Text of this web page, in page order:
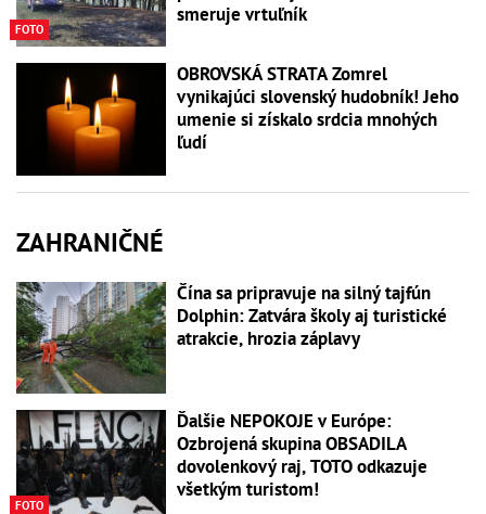
FOTO
smeruje vrtuľník
OBROVSKÁ STRATA Zomrel
vynikajúci slovenský hudobník! Jeho
umenie si získalo srdcia mnohých
ľudí
ZAHRANIČNÉ
Čína sa pripravuje na silný tajfún
Dolphin: Zatvára školy aj turistické
atrakcie, hrozia záplavy
FOTO
Ďalšie NEPOKOJE v Európe:
Ozbrojená skupina OBSADILA
dovolenkový raj, TOTO odkazuje
všetkým turistom!